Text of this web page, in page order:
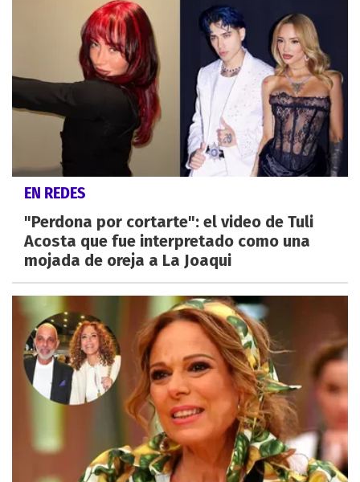
EN REDES
"Perdona por cortarte": el video de Tuli
Acosta que fue interpretado como una
mojada de oreja a La Joaqui